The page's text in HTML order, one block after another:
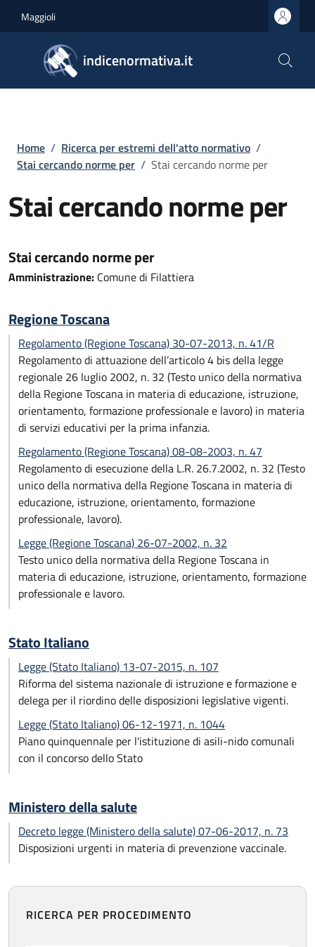
Maggioli
indicenormativa.it
Briciole di pane
Home / Ricerca per estremi dell'atto normativo /
Stai cercando norme per / Stai cercando norme per
Stai cercando norme per
Stai cercando norme per
Amministrazione: Comune di Filattiera
Regione Toscana
Regolamento (Regione Toscana) 30-07-2013, n. 41/R
Regolamento di attuazione dell’articolo 4 bis della legge
regionale 26 luglio 2002, n. 32 (Testo unico della normativa
della Regione Toscana in materia di educazione, istruzione,
orientamento, formazione professionale e lavoro) in materia
di servizi educativi per la prima infanzia.
Regolamento (Regione Toscana) 08-08-2003, n. 47
Regolamento di esecuzione della L.R. 26.7.2002, n. 32 (Testo
unico della normativa della Regione Toscana in materia di
educazione, istruzione, orientamento, formazione
professionale, lavoro).
Legge (Regione Toscana) 26-07-2002, n. 32
Testo unico della normativa della Regione Toscana in
materia di educazione, istruzione, orientamento, formazione
professionale e lavoro.
Stato Italiano
Legge (Stato Italiano) 13-07-2015, n. 107
Riforma del sistema nazionale di istruzione e formazione e
delega per il riordino delle disposizioni legislative vigenti.
Legge (Stato Italiano) 06-12-1971, n. 1044
Piano quinquennale per l'istituzione di asili-nido comunali
con il concorso dello Stato
Ministero della salute
Decreto legge (Ministero della salute) 07-06-2017, n. 73
Disposizioni urgenti in materia di prevenzione vaccinale.
RICERCA PER PROCEDIMENTO